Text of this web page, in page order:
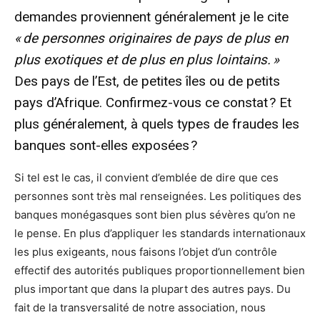
demandes proviennent généralement je le cite
« de personnes originaires de pays de plus en
plus exotiques et de plus en plus lointains. »
Des pays de l’Est, de petites îles ou de petits
pays d’Afrique. Confirmez-vous ce constat ? Et
plus généralement, à quels types de fraudes les
banques sont-elles exposées ?
Si tel est le cas, il convient d’emblée de dire que ces
personnes sont très mal renseignées. Les politiques des
banques monégasques sont bien plus sévères qu’on ne
le pense. En plus d’appliquer les standards internationaux
les plus exigeants, nous faisons l’objet d’un contrôle
effectif des autorités publiques proportionnellement bien
plus important que dans la plupart des autres pays. Du
fait de la transversalité de notre association, nous